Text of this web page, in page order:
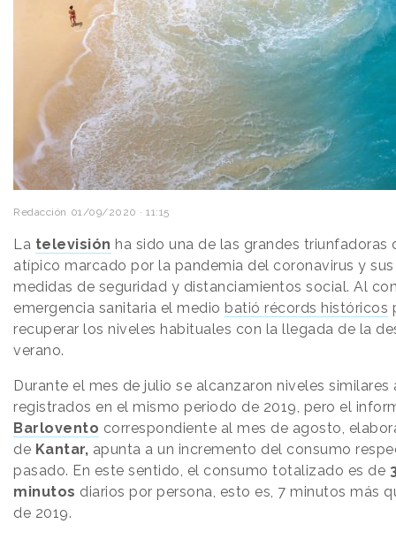
Redacción 01/09/2020 · 11:15
La televisión ha sido una de las grandes triunfadoras
atípico marcado por la pandemia del coronavirus y
medidas de seguridad y distanciamientos social. Al
emergencia sanitaria el medio batió récords históricos
recuperar los niveles habituales con la llegada de la
verano.
Durante el mes de julio se alcanzaron niveles similares
registrados en el mismo periodo de 2019, pero el
Barlovento correspondiente al mes de agosto,
de Kantar, apunta a un incremento del consumo
pasado. En este sentido, el consumo totalizado es de
minutos diarios por persona, esto es, 7 minutos más
de 2019.